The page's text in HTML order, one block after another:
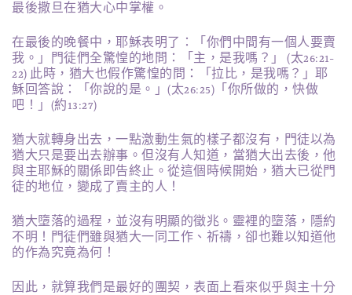
最後撒旦在猶大心中掌權。
在最後的晚餐中，耶穌表明了：「你們中間有一個人要賣
我。」門徒們全驚惶的地問：「主，是我嗎？」 (太26:21-
22) 此時，猶大也假作驚惶的問：「拉比，是我嗎？」耶
穌回答說：「你說的是。」(太26:25)「你所做的，快做
吧！」(約13:27)
猶大就轉身出去，一點激動生氣的樣子都沒有，門徒以為
猶大只是要出去辦事。但沒有人知道，當猶大出去後，他
與主耶穌的關係即告終止。從這個時候開始，猶大已從門
徒的地位，變成了賣主的人！
猶大墮落的過程，並沒有明顯的徵兆。靈裡的墮落，隱約
不明！門徒們雖與猶大一同工作、祈禱，卻也難以知道他
的作為究竟為何！
因此，就算我們是最好的團契，表面上看來似乎與主十分